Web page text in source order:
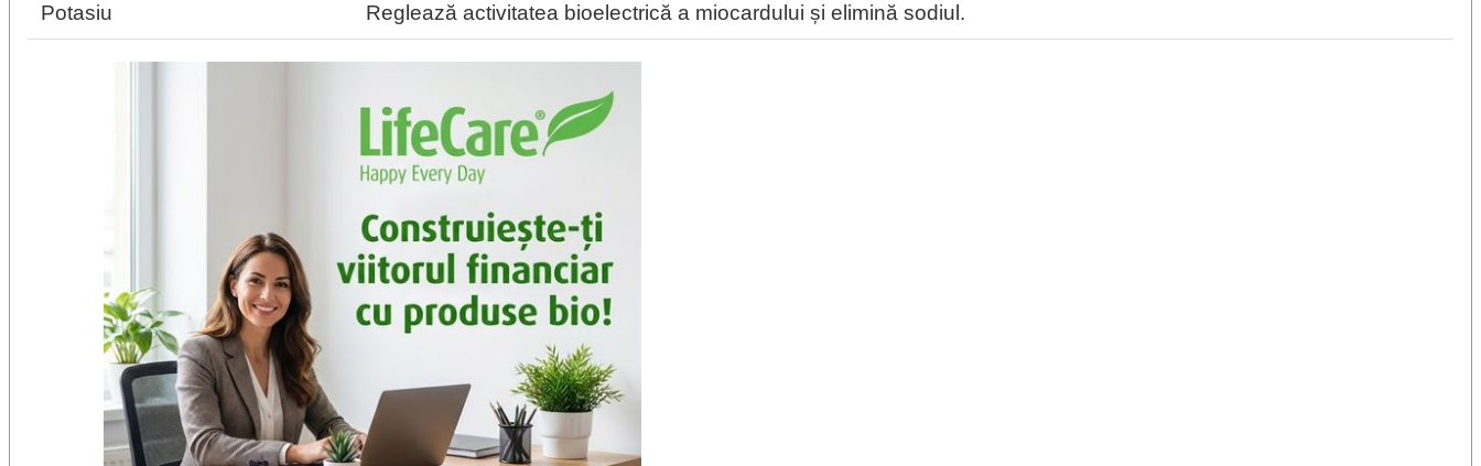
Potasiu Reglează activitatea bioelectrică a miocardului și elimină sodiul.